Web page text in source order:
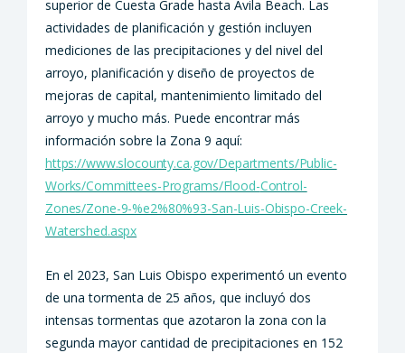
superior de Cuesta Grade hasta Avila Beach. Las
actividades de planificación y gestión incluyen
mediciones de las precipitaciones y del nivel del
arroyo, planificación y diseño de proyectos de
mejoras de capital, mantenimiento limitado del
arroyo y mucho más. Puede encontrar más
información sobre la Zona 9 aquí:
https://www.slocounty.ca.gov/Departments/Public-
Works/Committees-Programs/Flood-Control-
Zones/Zone-9-%e2%80%93-San-Luis-Obispo-Creek-
Watershed.aspx
En el 2023, San Luis Obispo experimentó un evento
de una tormenta de 25 años, que incluyó dos
intensas tormentas que azotaron la zona con la
segunda mayor cantidad de precipitaciones en 152